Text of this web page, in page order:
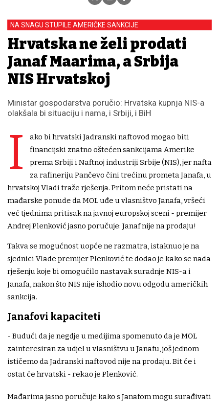
NA SNAGU STUPILE AMERIČKE SANKCIJE
Hrvatska ne želi prodati
Janaf Mađarima, a Srbija
NIS Hrvatskoj
Ministar gospodarstva poručio: Hrvatska kupnja NIS-a
olakšala bi situaciju i nama, i Srbiji, i BiH
I
ako bi hrvatski Jadranski naftovod mogao biti
financijski znatno oštećen sankcijama Amerike
prema Srbiji i Naftnoj industriji Srbije (NIS), jer nafta
za rafineriju Pančevo čini trećinu prometa Janafa, u
hrvatskoj Vladi traže rješenja. Pritom neće pristati na
mađarske ponude da MOL uđe u vlasništvo Janafa, vršeći
već tjednima pritisak na javnoj europskoj sceni - premijer
Andrej Plenković jasno poručuje: Janaf nije na prodaju!
Takva se mogućnost uopće ne razmatra, istaknuo je na
sjednici Vlade premijer Plenković te dodao je kako se nada
rješenju koje bi omogućilo nastavak suradnje NIS-a i
Janafa, nakon što NIS nije ishodio novu odgodu američkih
sankcija.
Janafovi kapaciteti
- Budući da je negdje u medijima spomenuto da je MOL
zainteresiran za udjel u vlasništvu u Janafu, još jednom
ističemo da Jadranski naftovod nije na prodaju. Bit će i
ostat će hrvatski - rekao je Plenković.
Mađarima jasno poručuje kako s Janafom mogu surađivati